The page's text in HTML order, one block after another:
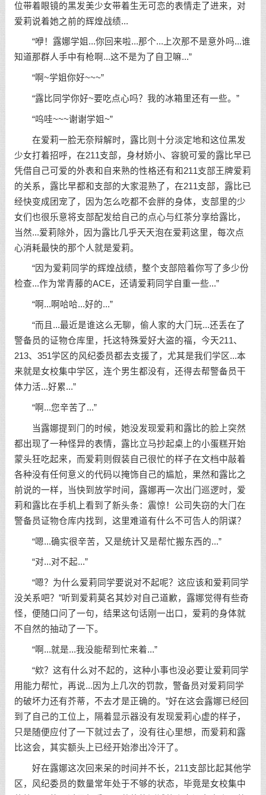
位带着眼镜的黑发美少女带着生无可恋的表情走了进来，对
爱莉说着她之前的辉煌战绩...
“咿！露娜学姐...你回来啦...那个...上次那不是意外吗...谁
知道那群人手中有枪啊...这不是为了自卫嘛...”
“啊~学姐你好~~~”
“露比同学你好~要吃点心吗？我的冰箱里还有一些。”
“呜哇~~~谢谢学姐~”
在爱莉一脸无奈辩解时，露比则十分淡定地和这位黑发
少女打着招呼，在211支部，身材娇小、容貌可爱的露比早已
凭借自己可爱的外表和自来熟的性格还有和211支部王牌爱莉
的关系，露比早都和支部的大家混熟了，在211支部，露比已
经快变成团宠了，因为怎么吃都不会胖的身体，支部里的少
女们也很乐意将支部配发给自己的点心与红茶分享给露比，
当然...爱莉除外，因为露比几乎天天泡在爱莉这里，每次点
心消耗最快的那个人就是爱莉。
“因为爱莉同学的辉煌战绩，整个支部陪着你写了多少份
检查...作为常青藤的ACE，还请爱莉同学自重一些...”
“啊...啊哈哈...好的...”
“而且...最近是谁这么无聊，偷人家的大门玩...还丢在了
警备员的证物仓库里，托这特殊爱好大盗的福，今天211、
213、351学区的风纪委员都去支援了，尤其是我们学区...本
来就是女校集中学区，连个男生都没有，还得去帮警备员干
体力活...好累...”
“啊...您辛苦了...”
当露娜提到门的时候，她没发现爱莉和露比的脸上突然
都出现了一种怪异的表情，露比立马抄起桌上的小蛋糕开始
蒙头狂吃起来，而爱莉则假装自己很忙的样子在文档中敲着
各种没有任何意义的代码以掩饰自己的尴尬，果然和露比之
前说的一样，当快到放学时间，露娜再一次出门巡逻时，爱
莉和露比在手机上看到了新头条：震惊！公司失窃的大门在
警备员证物仓库内找到，这里难道有什么不可告人的阴谋？
“嗯...确实很辛苦，又是统计又是帮忙搬东西的...”
“对...对不起...”
“嗯？为什么爱莉同学要说对不起呢？这应该和爱莉同学
没关系吧？”听到爱莉莫名其妙对自己道歉，露娜觉得有些奇
怪，便随口问了一句，结果这句话刚一出口，爱莉的身体就
不自然的抽动了一下。
“啊...就是...我没能帮到忙来着...”
“欸？这有什么对不起的，这种小事也没必要让爱莉同学
用能力帮忙，再说...因为上几次的罚款，警备员对爱莉同学
的破坏力还有芥蒂，不去才是正确的。”好在这会露娜已经回
到了自己的工位上，隔着显示器没有发现爱莉心虚的样子，
只是随便应付了一下就过去了，没有往心里想，而爱莉和露
比这会，其实额头上已经开始渗出冷汗了。
好在露娜这次回来呆的时间并不长，211支部比起其他学
区，风纪委员的数量常年处于不够的状态，毕竟是女校集中